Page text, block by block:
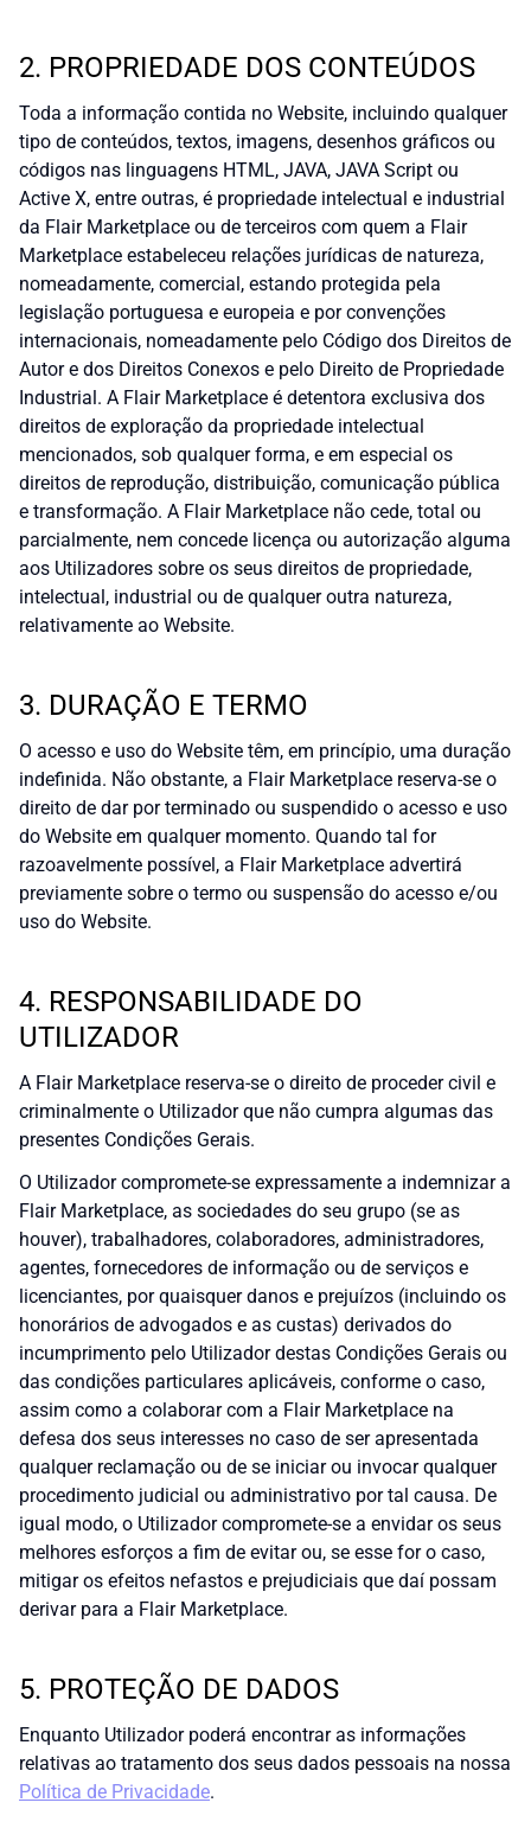
2. PROPRIEDADE DOS CONTEÚDOS
Toda a informação contida no Website, incluindo qualquer
tipo de conteúdos, textos, imagens, desenhos gráficos ou
códigos nas linguagens HTML, JAVA, JAVA Script ou
Active X, entre outras, é propriedade intelectual e industrial
da Flair Marketplace ou de terceiros com quem a Flair
Marketplace estabeleceu relações jurídicas de natureza,
nomeadamente, comercial, estando protegida pela
legislação portuguesa e europeia e por convenções
internacionais, nomeadamente pelo Código dos Direitos de
Autor e dos Direitos Conexos e pelo Direito de Propriedade
Industrial. A Flair Marketplace é detentora exclusiva dos
direitos de exploração da propriedade intelectual
mencionados, sob qualquer forma, e em especial os
direitos de reprodução, distribuição, comunicação pública
e transformação. A Flair Marketplace não cede, total ou
parcialmente, nem concede licença ou autorização alguma
aos Utilizadores sobre os seus direitos de propriedade,
intelectual, industrial ou de qualquer outra natureza,
relativamente ao Website.
3. DURAÇÃO E TERMO
O acesso e uso do Website têm, em princípio, uma duração
indefinida. Não obstante, a Flair Marketplace reserva-se o
direito de dar por terminado ou suspendido o acesso e uso
do Website em qualquer momento. Quando tal for
razoavelmente possível, a Flair Marketplace advertirá
previamente sobre o termo ou suspensão do acesso e/ou
uso do Website.
4. RESPONSABILIDADE DO
UTILIZADOR
A Flair Marketplace reserva-se o direito de proceder civil e
criminalmente o Utilizador que não cumpra algumas das
presentes Condições Gerais.
O Utilizador compromete-se expressamente a indemnizar a
Flair Marketplace, as sociedades do seu grupo (se as
houver), trabalhadores, colaboradores, administradores,
agentes, fornecedores de informação ou de serviços e
licenciantes, por quaisquer danos e prejuízos (incluindo os
honorários de advogados e as custas) derivados do
incumprimento pelo Utilizador destas Condições Gerais ou
das condições particulares aplicáveis, conforme o caso,
assim como a colaborar com a Flair Marketplace na
defesa dos seus interesses no caso de ser apresentada
qualquer reclamação ou de se iniciar ou invocar qualquer
procedimento judicial ou administrativo por tal causa. De
igual modo, o Utilizador compromete-se a envidar os seus
melhores esforços a fim de evitar ou, se esse for o caso,
mitigar os efeitos nefastos e prejudiciais que daí possam
derivar para a Flair Marketplace.
5. PROTEÇÃO DE DADOS
Enquanto Utilizador poderá encontrar as informações
relativas ao tratamento dos seus dados pessoais na nossa
Política de Privacidade.